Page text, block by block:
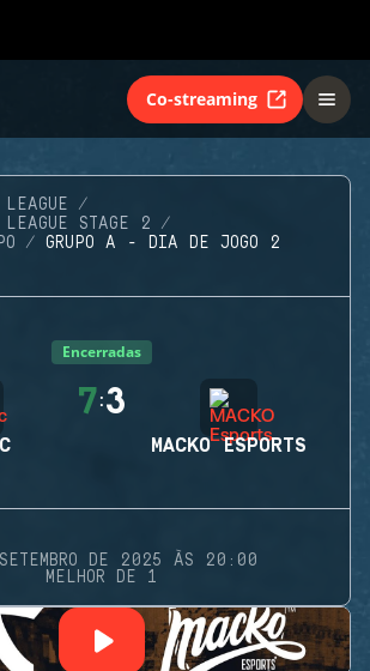
Co-streaming
LEAGUE
LEAGUE STAGE 2
GRUPO A - DIA DE JOGO 2
Encerradas
7:3
MACKO ESPORTS
DE 2025 ÀS 20:00
MELHOR DE 1